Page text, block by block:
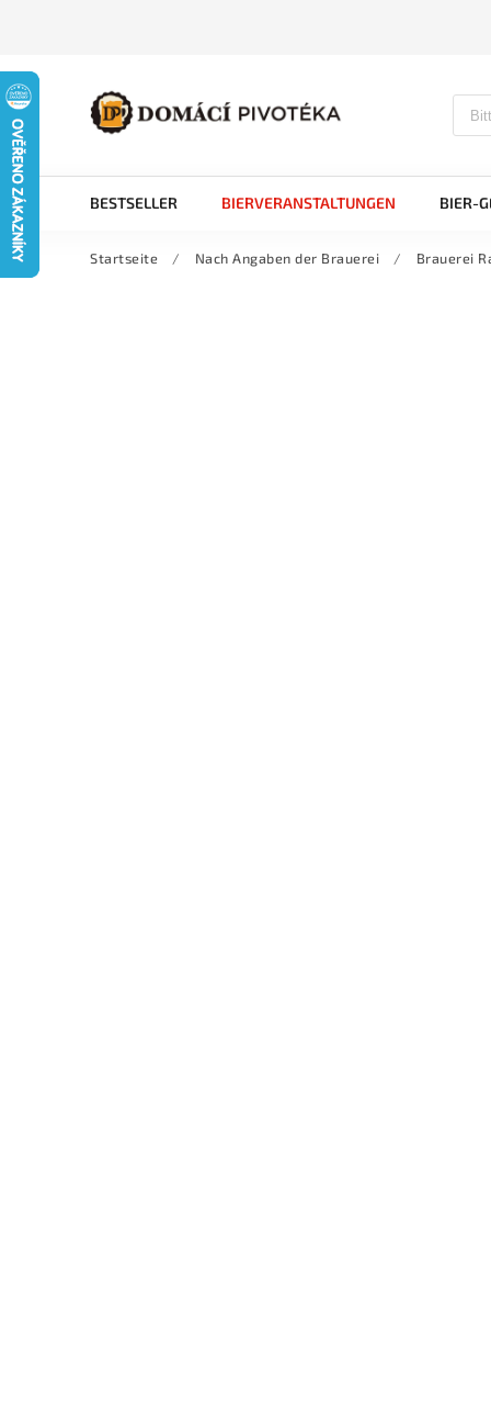
BESTSELLER BIERVERANSTALTUNGEN BIER-
Startseite / Nach Angaben der Brauerei / Brauerei